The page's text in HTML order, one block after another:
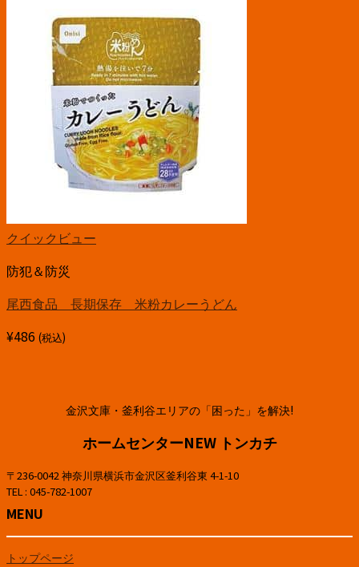
クイックビュー
防犯＆防災
尾西食品 長期保存 米粉カレーうどん
¥486 (税込)
金沢文庫・釜利谷エリアの「困った」を解決!
ホームセンターNEW トンカチ
〒236-0042 神奈川県横浜市金沢区釜利谷東 4-1-10
TEL : 045-782-1007
MENU
トップページ